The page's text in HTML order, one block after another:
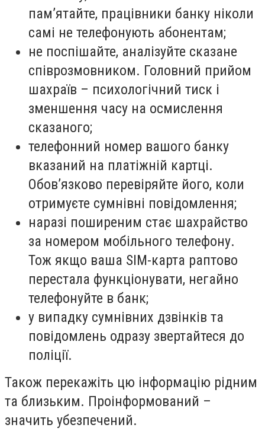
пам’ятайте, працівники банку ніколи
самі не телефонують абонентам;
не поспішайте, аналізуйте сказане
співрозмовником. Головний прийом
шахраїв – психологічний тиск і
зменшення часу на осмислення
сказаного;
телефонний номер вашого банку
вказаний на платіжній картці.
Обов’язково перевіряйте його, коли
отримуєте сумнівні повідомлення;
наразі поширеним стає шахрайство
за номером мобільного телефону.
Тож якщо ваша SIM-карта раптово
перестала функціонувати, негайно
телефонуйте в банк;
у випадку сумнівних дзвінків та
повідомлень одразу звертайтеся до
поліції.
Також перекажіть цю інформацію рідним
та близьким. Проінформований –
значить убезпечений.